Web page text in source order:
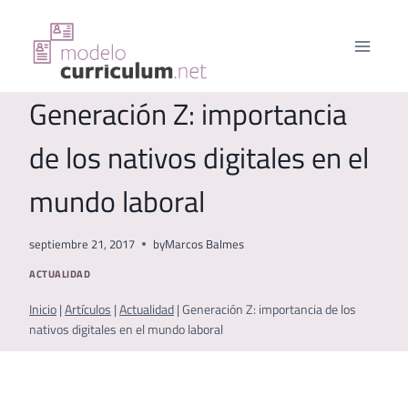
contenido
Generación Z: importancia
de los nativos digitales en el
mundo laboral
septiembre 21, 2017 byMarcos Balmes
ACTUALIDAD
Inicio | Artículos | Actualidad | Generación Z: importancia de los
nativos digitales en el mundo laboral